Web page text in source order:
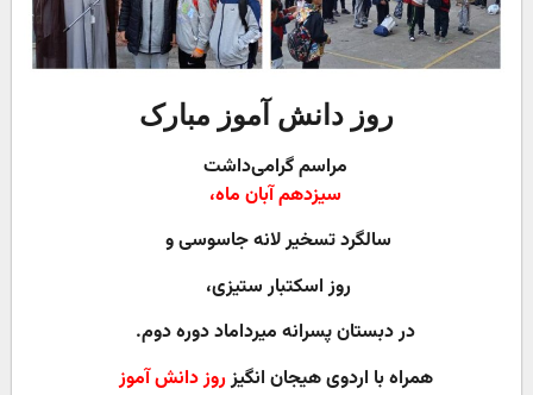
روز دانش آموز مبارک
مراسم گرامی‌داشت
سیزدهم آبان ماه،
سالگرد تسخیر لانه جاسوسی و
روز اسکتبار ستیزی،
در دبستان پسرانه میرداماد دوره دوم.
همراه با اردوی هیجان انگیزروز دانش آموز